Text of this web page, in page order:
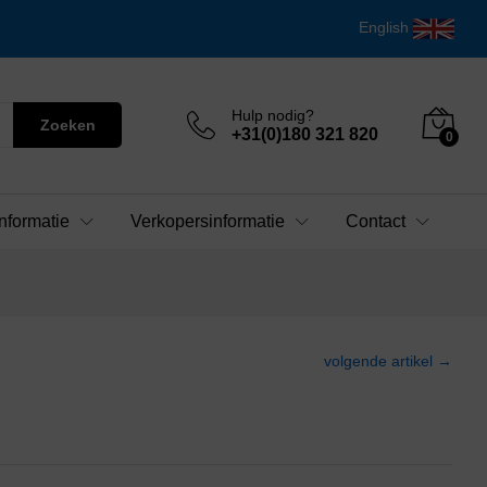
English
Zoeken
Hulp nodig?
+31(0)180 321 820 0
Verkopersinformatie Contact
volgende artikel →